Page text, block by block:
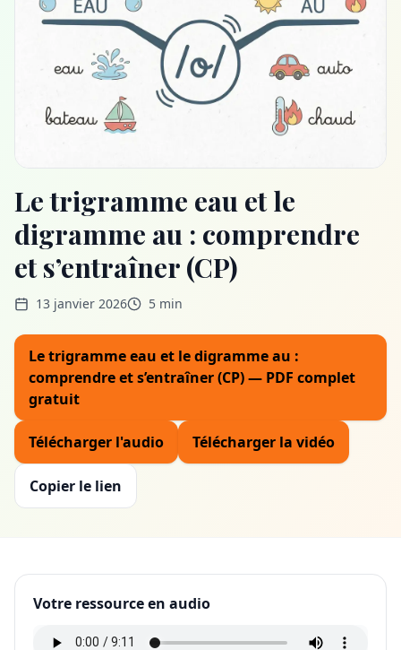
Le trigramme eau et le
digramme au : comprendre
et s’entraîner (CP)
13 janvier 2026 5 min
Le trigramme eau et le digramme au :
comprendre et s’entraîner (CP) — PDF complet
gratuit
Télécharger l'audio Télécharger la vidéo
Copier le lien
Votre ressource en audio